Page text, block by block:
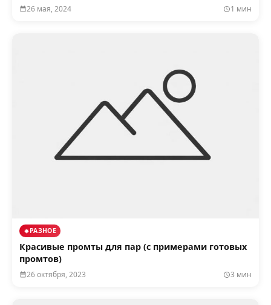
26 мая, 2024 1 мин
РАЗНОЕ
Красивые промты для пар (с примерами готовых
промтов)
26 октября, 2023 3 мин